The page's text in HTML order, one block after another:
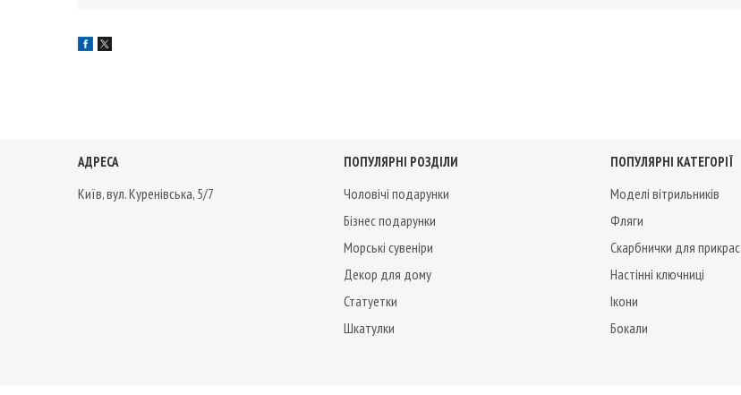
АДРЕСА
Київ, вул. Куренівська, 5/7
ПОПУЛЯРНІ РОЗДІЛИ
Чоловічі подарунки
Бізнес подарунки
Морські сувеніри
Декор для дому
Статуетки
Шкатулки
ПОПУЛЯРНІ КАТЕГОРІЇ
Моделі вітрильників
Фляги
Скарбнички для прикрас
Настінні ключниці
Ікони
Бокали